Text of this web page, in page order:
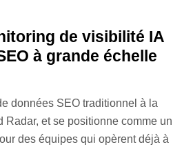
de visibilité IA
à grande échelle
données SEO traditionnel à la
Radar, et se positionne comme un
des équipes qui opèrent déjà à